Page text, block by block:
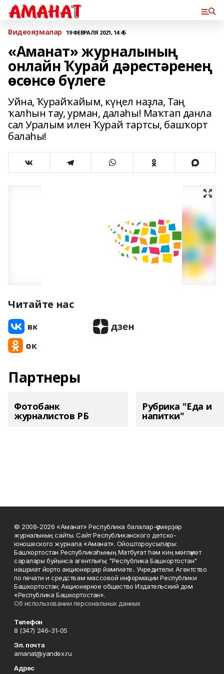
Bидеояҙмалар 19 ФЕВРАЛЯ 2021, 14:45
«Аманат» журналының
онлайн Ҡурай дәрестәренең
өсөнсө бүлеге
Уйна, Ҡурайҡайым, күңел наҙла, Таң
ҡалһын тау, урман, далаһы! Маҡтап данла
сал Уралым илен Ҡурай тартсы, башҡорт
балаһы!
Читайте нас
Партнеры
Фотобанк
журналистов РБ
Рубрика "Еда и
напитки"
© 2008-2026 «Аманат» Республика балалар-үҫмерҙәр
журналының сайты. Сайт Республиканского детско-
юношеского журнала «Аманат». Ойоштороусылары:
Башҡортостан Республикаһының Матбуғат һәм киң мәғлүмәт
саралары буйынса агентлығы; "Республика Башкортостан"
нәшриәт йорто акционерҙар йәмғиәте.. Учредители: Агентство
по печати и средствам массовой информации Республики
Башкортостан; Акционерное общество Издательский дом
«Республика Башкортостан».
Об использовании персональных данных
Телефон
8 (347) 246-31-05
Эл. почта
amanat@yandex.ru
Адрес